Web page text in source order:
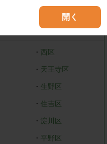
開く
・ 西区
・ 天王寺区
・ 生野区
・ 住吉区
・ 淀川区
・平野区